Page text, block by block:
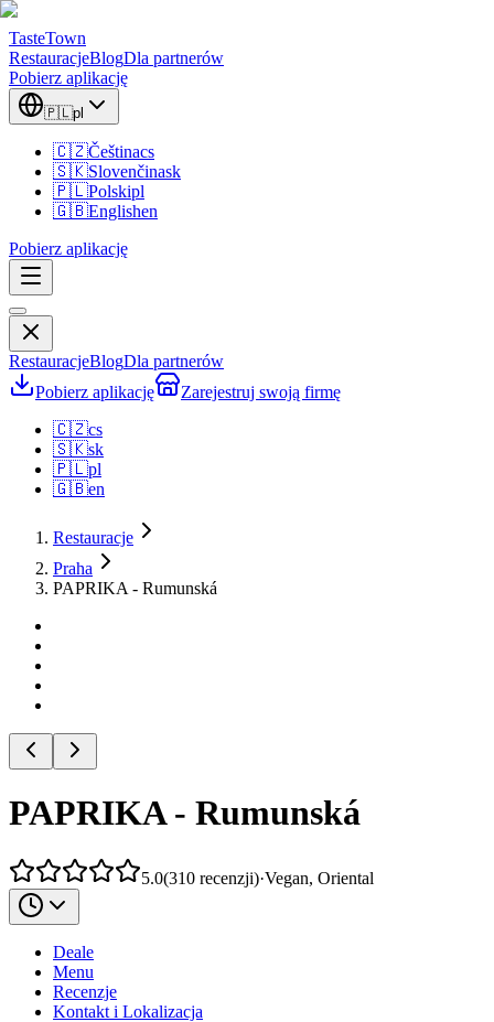
TasteTown
RestauracjeBlogDla partnerów
Pobierz aplikację
🇵🇱pl
🇨🇿Češtinacs
🇸🇰Slovenčinask
🇵🇱Polskipl
🇬🇧Englishen
Pobierz aplikację
RestauracjeBlogDla partnerów
Pobierz aplikację
Zarejestruj swoją firmę
🇨🇿cs
🇸🇰sk
🇵🇱pl
🇬🇧en
Restauracje
Praha
PAPRIKA - Rumunská
PAPRIKA - Rumunská
5.0(310 recenzji)·Vegan, Oriental
Deale
Menu
Recenzje
Kontakt i Lokalizacja